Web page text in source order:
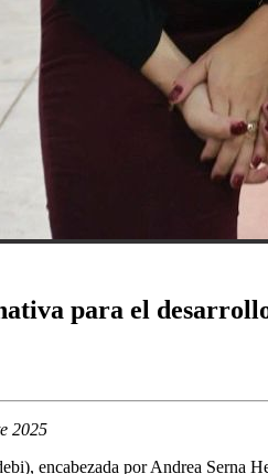
para el
2025
encabezada por Andrea Serna